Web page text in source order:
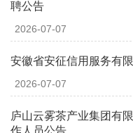
聘公告
2026-07-07
安徽省安征信用服务有
2026-07-07
庐山云雾茶产业集团有
作人员公告